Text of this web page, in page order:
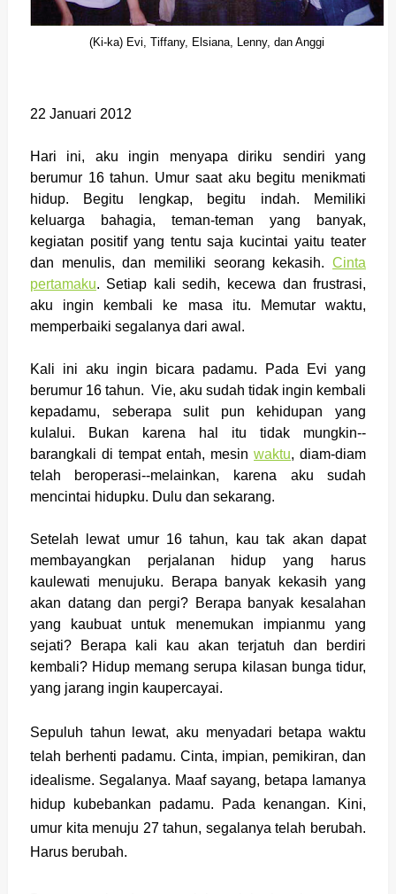
(Ki-ka) Evi, Tiffany, Elsiana, Lenny, dan Anggi
22 Januari 2012
Hari ini, aku ingin menyapa diriku sendiri yang
berumur 16 tahun. Umur saat aku begitu menikmati
hidup. Begitu lengkap, begitu indah. Memiliki
keluarga bahagia, teman-teman yang banyak,
kegiatan positif yang tentu saja kucintai yaitu teater
dan menulis, dan memiliki seorang kekasih.Cinta
pertamaku. Setiap kali sedih, kecewa dan frustrasi,
aku ingin kembali ke masa itu. Memutar waktu,
memperbaiki segalanya dari awal.
Kali ini aku ingin bicara padamu. Pada Evi yang
berumur 16 tahun. Vie, aku sudah tidak ingin kembali
kepadamu, seberapa sulit pun kehidupan yang
kulalui. Bukan karena hal itu tidak mungkin--
barangkali di tempat entah, mesinwaktu, diam-diam
telah beroperasi--melainkan, karena aku sudah
mencintai hidupku. Dulu dan sekarang.
Setelah lewat umur 16 tahun, kau tak akan dapat
membayangkan perjalanan hidup yang harus
kaulewati menujuku. Berapa banyak kekasih yang
akan datang dan pergi? Berapa banyak kesalahan
yang kaubuat untuk menemukan impianmu yang
sejati? Berapa kali kau akan terjatuh dan berdiri
kembali? Hidup memang serupa kilasan bunga tidur,
yang jarang ingin kaupercayai.
Sepuluh tahun lewat, aku menyadari betapa waktu
telah berhenti padamu. Cinta, impian, pemikiran, dan
idealisme. Segalanya. Maaf sayang, betapa lamanya
hidup kubebankan padamu. Pada kenangan. Kini,
umur kita menuju 27 tahun, segalanya telah berubah.
Harus berubah.